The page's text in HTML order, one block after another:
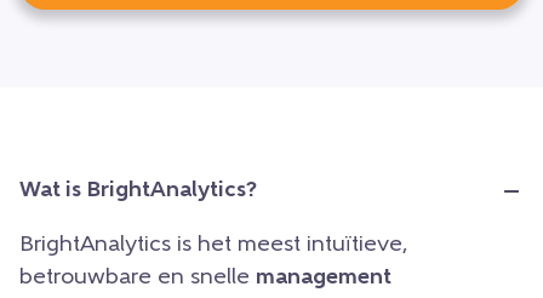
Wat is BrightAnalytics?
BrightAnalytics is het meest intuïtieve,
betrouwbare en snelle management